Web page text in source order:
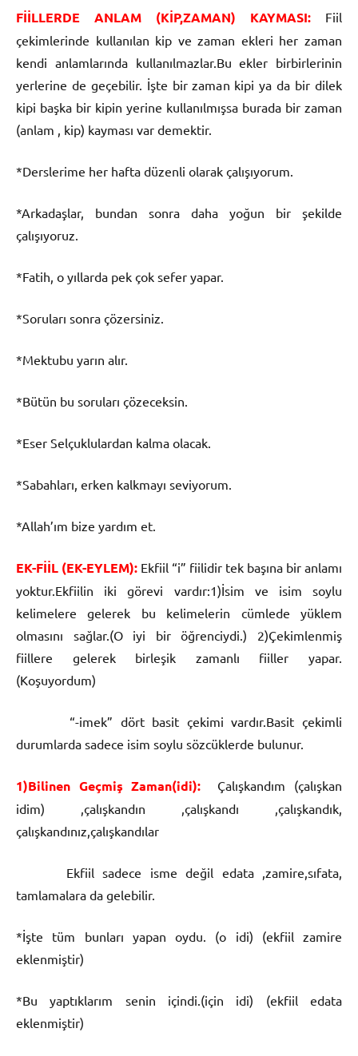
FİİLLERDE ANLAM (KİP,ZAMAN) KAYMASI: Fiil
çekimlerinde kullanılan kip ve zaman ekleri her zaman
kendi anlamlarında kullanılmazlar.Bu ekler birbirlerinin
yerlerine de geçebilir. İşte bir zaman kipi ya da bir dilek
kipi başka bir kipin yerine kullanılmışsa burada bir zaman
(anlam , kip) kayması var demektir.
*Derslerime her hafta düzenli olarak çalışıyorum.
*Arkadaşlar, bundan sonra daha yoğun bir şekilde
çalışıyoruz.
*Fatih, o yıllarda pek çok sefer yapar.
*Soruları sonra çözersiniz.
*Mektubu yarın alır.
*Bütün bu soruları çözeceksin.
*Eser Selçuklulardan kalma olacak.
*Sabahları, erken kalkmayı seviyorum.
*Allah’ım bize yardım et.
EK-FİİL (EK-EYLEM): Ekfiil “i” fiilidir tek başına bir anlamı
yoktur.Ekfiilin iki görevi vardır:1)İsim ve isim soylu
kelimelere gelerek bu kelimelerin cümlede yüklem
olmasını sağlar.(O iyi bir öğrenciydi.) 2)Çekimlenmiş
fiillere gelerek birleşik zamanlı fiiller yapar.
(Koşuyordum)
“-imek” dört basit çekimi vardır.Basit çekimli
durumlarda sadece isim soylu sözcüklerde bulunur.
1)Bilinen Geçmiş Zaman(idi): Çalışkandım (çalışkan
idim) ,çalışkandın ,çalışkandı ,çalışkandık,
çalışkandınız,çalışkandılar
Ekfiil sadece isme değil edata ,zamire,sıfata,
tamlamalara da gelebilir.
*İşte tüm bunları yapan oydu. (o idi) (ekfiil zamire
eklenmiştir)
*Bu yaptıklarım senin içindi.(için idi) (ekfiil edata
eklenmiştir)